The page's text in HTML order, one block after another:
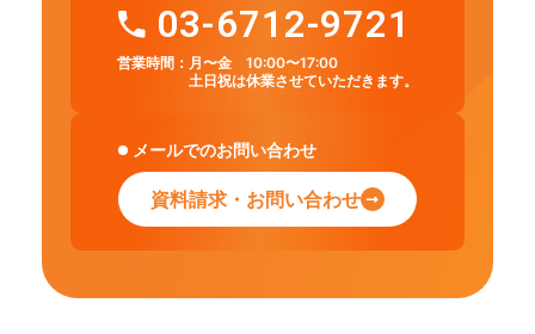
03-6712-9721
営業時間： 月〜金 10:00〜17:00
土日祝は休業させていただきます。
メールでのお問い合わせ
資料請求・お問い合わせ